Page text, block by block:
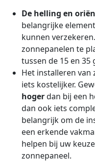
De helling en
belangrijke
kunnen
zonnepanelen te
tussen de 15 en 35
Het installeren van
iets kostelijker.
hogerdan bij een
dan ook iets
belangrijk om de
een erkende
helpen bij uw
zonnepaneel.